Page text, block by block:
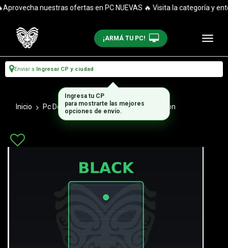
nuestras ofertas en PC NUEVAS 🔥 Visita la categoría y
¡ARMÁ TU PC!
Enviar a Ingresar CP y ciudad
Inicio Pc De Escritorio Combos Actualizacion
Ingresa tu CP
para mostrarte las mejores
opciones de envío.